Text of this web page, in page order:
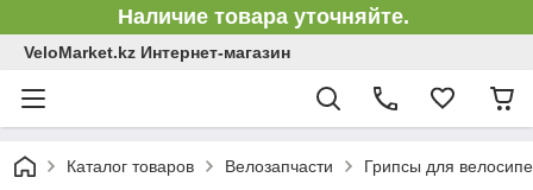
Наличие товара уточняйте.
VeloMarket.kz Интернет-магазин
Каталог товаров Велозапчасти Грипсы для